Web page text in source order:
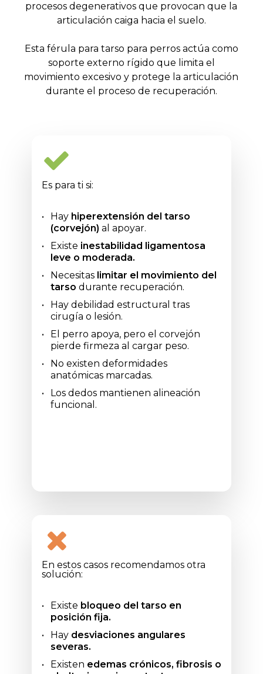
procesos degenerativos que provocan que la
articulación caiga hacia el suelo.
Esta férula para tarso para perros actúa como
soporte externo rígido que limita el
movimiento excesivo y protege la articulación
durante el proceso de recuperación.
Es para ti si:
Hay hiperextensión del tarso
(corvejón) al apoyar.
Existe inestabilidad ligamentosa
leve o moderada.
Necesitas limitar el movimiento del
tarso durante recuperación.
Hay debilidad estructural tras
cirugía o lesión.
El perro apoya, pero el corvejón
pierde firmeza al cargar peso.
No existen deformidades
anatómicas marcadas.
Los dedos mantienen alineación
funcional.
En estos casos recomendamos otra
solución:
Existe bloqueo del tarso en
posición fija.
Hay desviaciones angulares
severas.
Existen edemas crónicos, fibrosis o